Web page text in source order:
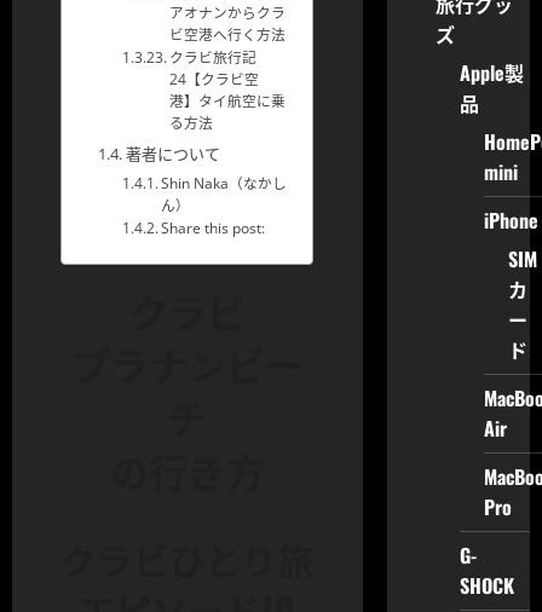
アオナンからクラ
ビ空港へ行く方法
クラビ旅行記
24【クラビ空
港】タイ航空に乗
る方法
著者について
Shin Naka（なかし
ん）
Share this post:
ズ
Apple製
品
mini
iPhone
SIM
カ
ー
ド
Air
Pro
G-
SHOCK